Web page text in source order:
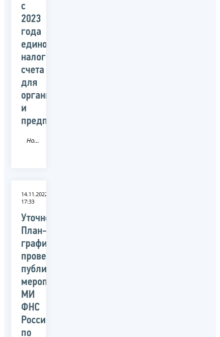
с
2023
года
единого
налогового
счета
для
организаций
и
предпринимателей
Новость
14.11.2022
17:33
Уточненный
План-
график
проведения
публичных
мероприятий
МИ
ФНС
России
по